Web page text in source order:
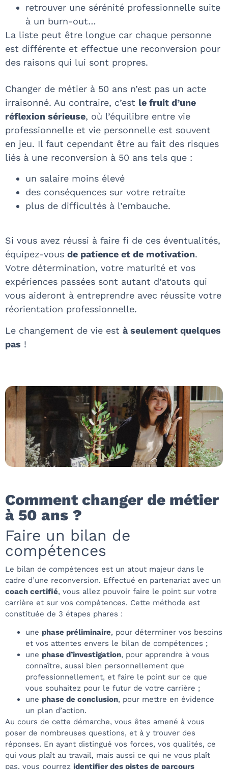
retrouver une sérénité professionnelle suite
à un burn-out…
La liste peut être longue car chaque personne
est différente et effectue une reconversion pour
des raisons qui lui sont propres.
Changer de métier à 50 ans n’est pas un acte
irraisonné. Au contraire, c’est le fruit d’une
réflexion sérieuse, où l’équilibre entre vie
professionnelle et vie personnelle est souvent
en jeu. Il faut cependant être au fait des risques
liés à une reconversion à 50 ans tels que :
un salaire moins élevé
des conséquences sur votre retraite
plus de difficultés à l’embauche.
Si vous avez réussi à faire fi de ces éventualités,
équipez-vous de patience et de motivation.
Votre détermination, votre maturité et vos
expériences passées sont autant d’atouts qui
vous aideront à entreprendre avec réussite votre
réorientation professionnelle.
Le changement de vie est à seulement quelques
pas !
Comment changer de métier
à 50 ans ?
Faire un bilan de
compétences
Le bilan de compétences est un atout majeur dans le
cadre d’une reconversion. Effectué en partenariat avec un
coach certifié, vous allez pouvoir faire le point sur votre
carrière et sur vos compétences. Cette méthode est
constituée de 3 étapes phares :
une phase préliminaire, pour déterminer vos besoins
et vos attentes envers le bilan de compétences ;
une phase d’investigation, pour apprendre à vous
connaître, aussi bien personnellement que
professionnellement, et faire le point sur ce que
vous souhaitez pour le futur de votre carrière ;
une phase de conclusion, pour mettre en évidence
un plan d’action.
Au cours de cette démarche, vous êtes amené à vous
poser de nombreuses questions, et à y trouver des
réponses. En ayant distingué vos forces, vos qualités, ce
qui vous plaît au travail, mais aussi ce qui ne vous plaît
pas, vous pourrez identifier des pistes de parcours